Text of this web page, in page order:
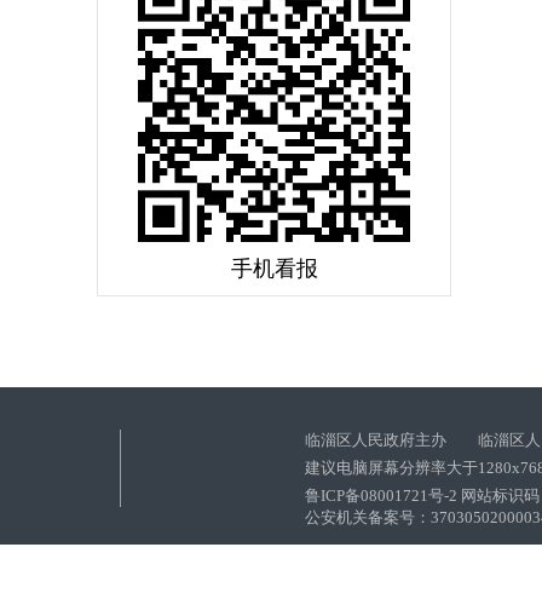
手机看报
临淄区人民政府主办 临淄区人
建议电脑屏幕分辨率大于
鲁ICP备08001721号-2 网站标识
公安机关备案号：